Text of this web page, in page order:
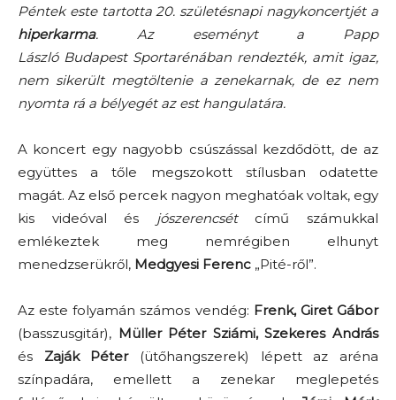
Péntek este tartotta 20. születésnapi nagykoncertjét a
hiperkarma. Az eseményt a Papp
László Budapest Sportarénában rendezték, amit igaz,
nem sikerült megtöltenie a zenekarnak, de ez nem
nyomta rá a bélyegét az est hangulatára.
A koncert egy nagyobb csúszással kezdődött, de az
együttes a tőle megszokott stílusban odatette
magát. Az első percek nagyon meghatóak voltak, egy
kis videóval és jószerencsétcímű számukkal
emlékeztek meg nemrégiben elhunyt
menedzserükről, Medgyesi Ferenc „Pité-ről”.
Az este folyamán számos vendég: Frenk, Giret Gábor
(basszusgitár), Müller Péter Sziámi, Szekeres András
és Zaják Péter(ütőhangszerek) lépett az aréna
színpadára, emellett a zenekar meglepetés